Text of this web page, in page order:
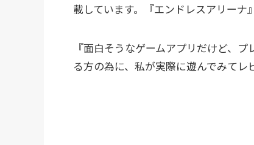
載しています。『エンドレスアリー
『面白そうなゲームアプリだけど、
る方の為に、私が実際に遊んでみてレ